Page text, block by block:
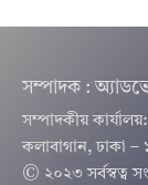
সম্পাদক :
সম্পাদকীয়
কলাবাগান, ঢাকা –
© ২০২৩ সর্বস্বত্ব